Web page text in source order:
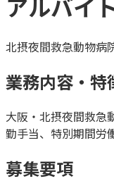
アルバイ
北摂夜間救急動物病
業務内容・特
大阪・北摂夜間救急
勤手当、特別期間労
募集要項